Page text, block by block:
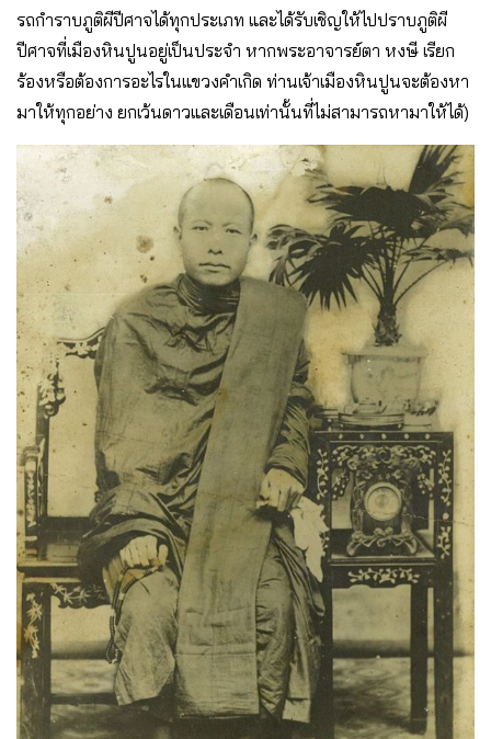
รถกําราบภูติผีปีศาจได้ทุกประเภท และได้รับเชิญให้ไปปราบภูติผี
ปีศาจที่เมืองหินปูนอยู่เป็นประจํา หากพระอาจารย์ตา หงษี เรียก
ร้องหรือต้องการอะไรในแขวงคําเกิด ท่านเจ้าเมืองหินปูนจะต้องหา
มาให้ทุกอย่าง ยกเว้นดาวและเดือนเท่านั้นที่ไม่สามารถหามาให้ได้)